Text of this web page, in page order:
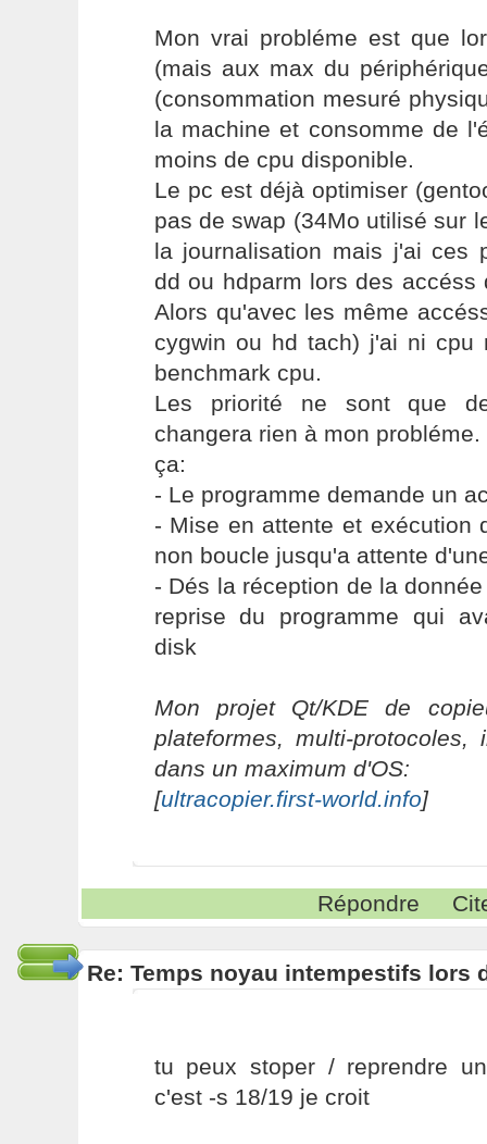
Mon vrai probléme est que
(mais aux max du
(consommation mesuré
la machine et consomme de
moins de cpu disponible.
Le pc est déjà optimiser
pas de swap (34Mo utilisé sur
la journalisation mais j'ai ces
dd ou hdparm lors des accéss
Alors qu'avec les même
cygwin ou hd tach) j'ai ni cpu
benchmark cpu.
Les priorité ne sont que
changera rien à mon
ça:
- Le programme demande un
- Mise en attente et exécution
non boucle jusqu'a attente
- Dés la réception de la
reprise du programme qui
disk
Mon projet Qt/KDE de
plateformes, multi-protocoles,
dans un maximum d'OS:
[ultracopier.first-world.info]
Répondre
Re: Temps noyau intempestifs lors
tu peux stoper / reprendre
c'est -s 18/19 je croit